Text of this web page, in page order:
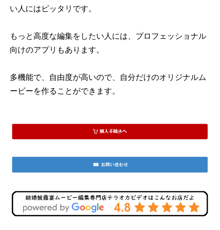
い人にはピッタリです。
もっと高度な編集をしたい人には、プロフェッショナル
向けのアプリもあります。
多機能で、自由度が高いので、自分だけのオリジナルム
ービーを作ることができます。